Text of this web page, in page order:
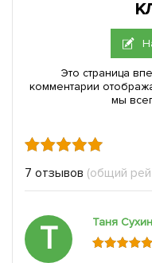
Это страница
комментарии
мы
7 отзывов (общий
Т Таня